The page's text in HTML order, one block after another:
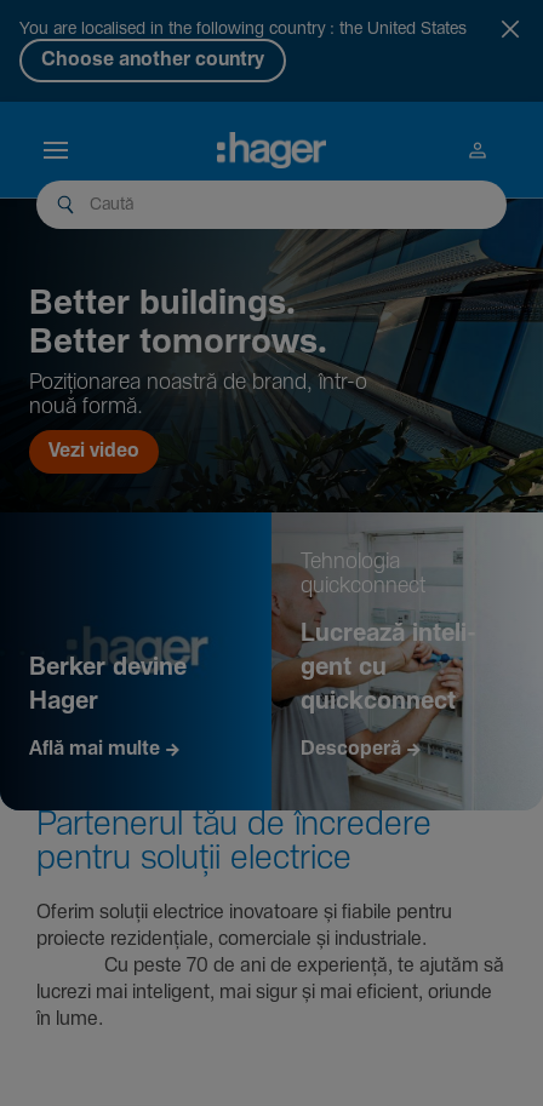
You are localised in the following country : the United States
Choose another country
Better buil­dings.
Better tomor­rows.
Pozi­țio­narea noastră de brand, într-o
nouă formă.
Vezi video
Berker devine
Hager
Află mai multe
Tehno­logia
quickconnect
Lucrează inte­li­
gent cu
quickconnect
Descoperă
Parte­nerul tău de încre­dere
pentru soluții electrice
Oferim soluții electrice inova­toare și fiabile pentru
proiecte rezi­den­țiale, comer­ciale și indus­triale.
Cu peste 70 de ani de expe­riență, te ajutăm să
lucrezi mai inte­li­gent, mai sigur și mai eficient, oriunde
în lume.